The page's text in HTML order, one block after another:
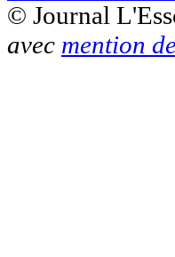
© Journal
avec mention